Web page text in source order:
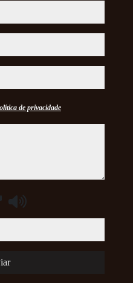
de privacidade